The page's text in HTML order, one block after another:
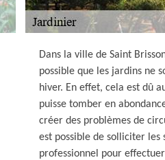
Dans la ville de Saint
possible que les jardins ne
hiver. En effet, cela est dû
puisse tomber en
créer des problèmes de
est possible de solliciter
professionnel pour